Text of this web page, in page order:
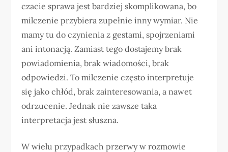
czacie sprawa jest bardziej skomplikowana, bo
milczenie przybiera zupełnie inny wymiar. Nie
mamy tu do czynienia z gestami, spojrzeniami
ani intonacją. Zamiast tego dostajemy brak
powiadomienia, brak wiadomości, brak
odpowiedzi. To milczenie często interpretuje
się jako chłód, brak zainteresowania, a nawet
odrzucenie. Jednak nie zawsze taka
interpretacja jest słuszna.
W wielu przypadkach przerwy w rozmowie